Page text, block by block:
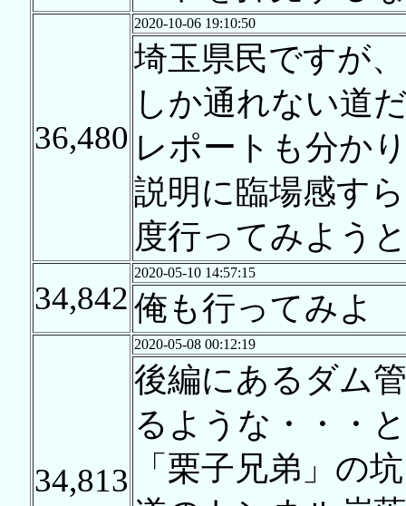
36,480
2020-10-06 19:10:50
埼玉県民ですが
しか通れない道
レポートも分か
説明に臨場感す
度行ってみよう
34,842
2020-05-10 14:57:15
俺も行ってみよ
34,813
2020-05-08 00:12:19
後編にあるダム
るような・・・
「栗子兄弟」の